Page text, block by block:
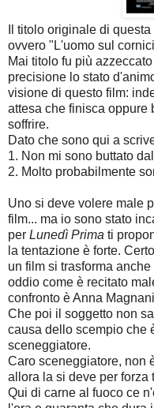
Il titolo originale di
ovvero "L'uomo sul
Mai titolo fu più
precisione lo stato
visione di questo film:
attesa che finisca oppure
soffrire.
Dato che sono qui a
1. Non mi sono buttato
2. Molto probabilmente
Uno si deve volere male
film... ma io sono stato
per Lunedì Prima ti
la tentazione è forte.
un film si trasforma
oddio come è recitato
confronto è Anna
Che poi il soggetto non
causa dello scempio che
sceneggiatore.
Caro sceneggiatore, non
allora la si deve per forza
Qui di carne al fuoco ce